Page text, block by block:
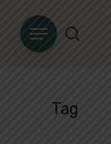
Menu
Tag